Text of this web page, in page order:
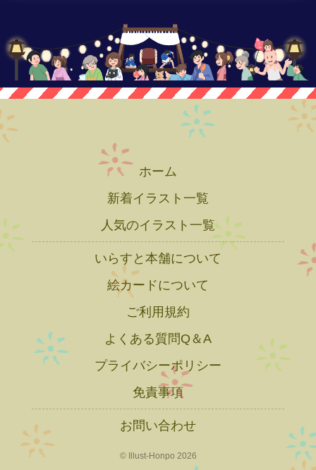
ホーム
新着イラスト一覧
人気のイラスト一覧
いらすと本舗について
絵カードについて
ご利用規約
よくある質問Q＆A
プライバシーポリシー
免責事項
お問い合わせ
© Illust-Honpo 2026